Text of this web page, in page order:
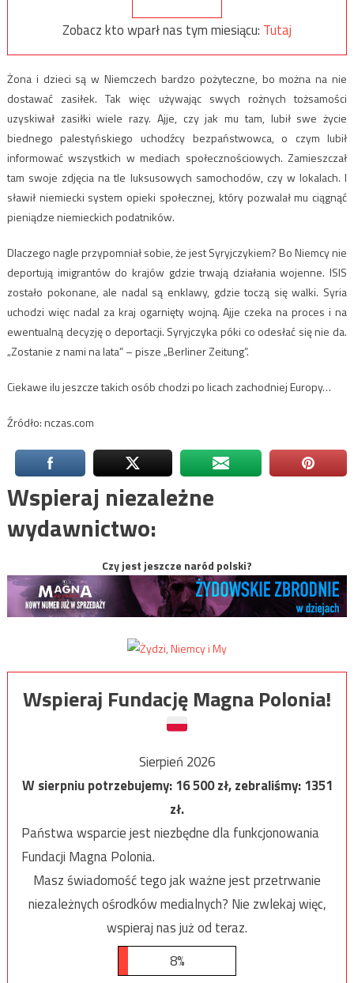
Zobacz kto wparł nas tym miesiącu: Tutaj
Żona i dzieci są w Niemczech bardzo pożyteczne, bo można na nie
dostawać zasiłek. Tak więc używając swych rożnych tożsamości
uzyskiwał zasiłki wiele razy. Ajje, czy jak mu tam, lubił swe życie
biednego palestyńskiego uchodźcy bezpaństwowca, o czym lubił
informować wszystkich w mediach społecznościowych. Zamieszczał
tam swoje zdjęcia na tle luksusowych samochodów, czy w lokalach. I
sławił niemiecki system opieki społecznej, który pozwalał mu ciągnąć
pieniądze niemieckich podatników.
Dlaczego nagle przypomniał sobie, że jest Syryjczykiem? Bo Niemcy nie
deportują imigrantów do krajów gdzie trwają działania wojenne. ISIS
zostało pokonane, ale nadal są enklawy, gdzie toczą się walki. Syria
uchodzi więc nadal za kraj ogarnięty wojną. Ajje czeka na proces i na
ewentualną decyzję o deportacji. Syryjczyka póki co odesłać się nie da.
„Zostanie z nami na lata” – pisze „Berliner Zeitung”.
Ciekawe ilu jeszcze takich osób chodzi po licach zachodniej Europy…
Źródło: nczas.com
Wspieraj niezależne
wydawnictwo:
Czy jest jeszcze naród polski?
Wspieraj Fundację Magna Polonia!
Sierpień 2026
W sierpniu potrzebujemy:16 500zł, zebraliśmy:1351
zł.
Państwa wsparcie jest niezbędne dla funkcjonowania
Fundacji Magna Polonia.
Masz świadomość tego jak ważne jest przetrwanie
niezależnych ośrodków medialnych? Nie zwlekaj więc,
wspieraj nas już od teraz.
8%